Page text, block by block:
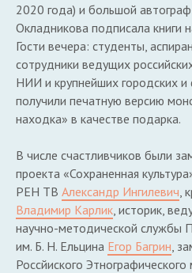
2020 года) и большой
Окладникова подписала книги
Гости вечера: студенты,
сотрудники ведущих
НИИ и крупнейших городских
получили печатную версию
находка» в качестве подарка.
В числе счастливчиков были
проекта «Сохраненная
РЕН ТВ Александр Ингилевич ,
Владимир Карлик , историк,
научно-методической службы
им. Б. Н. Ельцина Егор Багрин ,
Россйиского Этнографического